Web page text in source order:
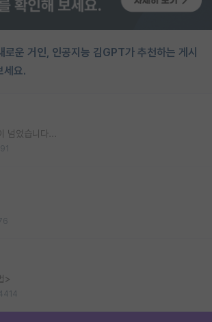
로운 거인, 인공지능 김GPT가 추천하는 게시
세요.
넘었습니다...
>